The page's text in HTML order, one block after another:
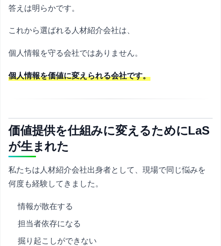
答えは明らかです。
これから選ばれる人材紹介会社は、
個人情報を守る会社ではありません。
個人情報を価値に変えられる会社です。
価値提供を仕組みに変えるためにLaS
が生まれた
私たちは人材紹介会社出身者として、現場で同じ悩みを
何度も経験してきました。
情報が散在する
担当者依存になる
掘り起こしができない